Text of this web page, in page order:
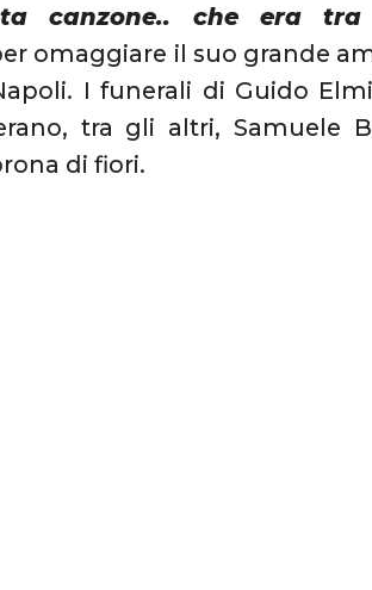
canzone.. che era
omaggiare il suo grande
I funerali di Guido
tra gli altri, Samuele
di fiori.